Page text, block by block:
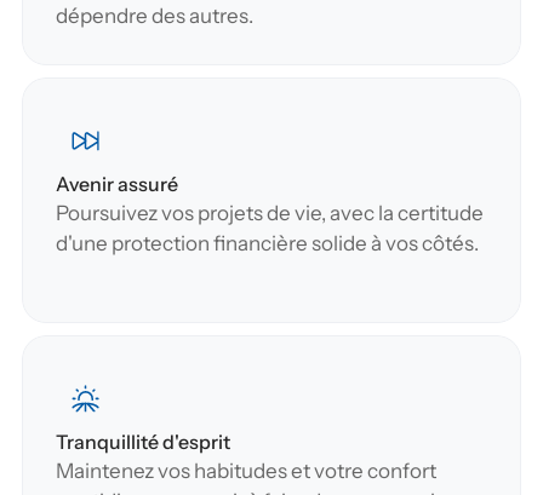
dépendre des autres.
Avenir assuré
Poursuivez vos projets de vie, avec la certitude
d'une protection financière solide à vos côtés.
Tranquillité d'esprit
Maintenez vos habitudes et votre confort